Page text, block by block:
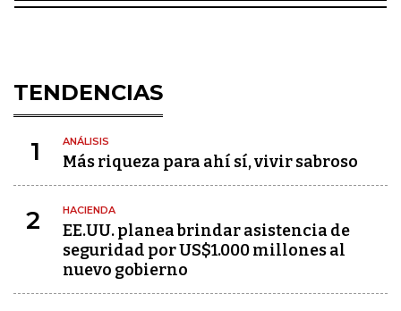
TENDENCIAS
1 ANÁLISIS
Más riqueza para ahí sí, vivir sabroso
2 HACIENDA
EE.UU. planea brindar asistencia de
seguridad por US$1.000 millones al
nuevo gobierno